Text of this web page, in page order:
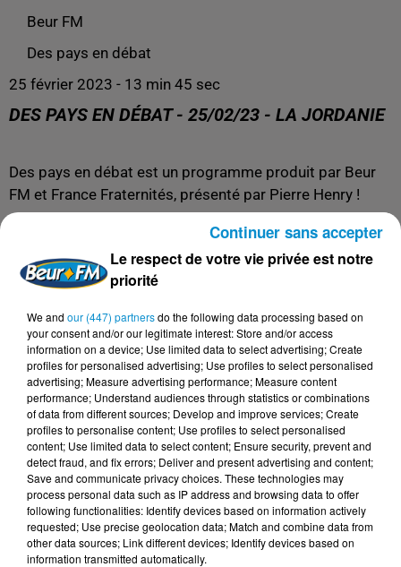
Beur FM
Des pays en débat
25 février 2023 - 13 min 45 sec
DES PAYS EN DÉBAT - 25/02/23 - LA JORDANIE
Des pays en débat est un programme produit par Beur
FM et France Fraternités, présenté par Pierre Henry !
France Fraternités:
Mail :secretariat@france-fraternites.org
DERNIERS PODCASTS
Le respect de votre vie privée est notre
priorité
We and our (447) partnersdo the following data processing based on
your consent and/or our legitimate interest: Store and/or access
information on a device; Use limited data to select advertising; Create
profiles for personalised advertising; Use profiles to select personalised
advertising; Measure advertising performance; Measure content
performance; Understand audiences through statistics or combinations
of data from different sources; Develop and improve services; Create
profiles to personalise content; Use profiles to select personalised
content; Use limited data to select content; Ensure security, prevent and
detect fraud, and fix errors; Deliver and present advertising and content;
Save and communicate privacy choices. These technologies may
process personal data such as IP address and browsing data to offer
following functionalities: Identify devices based on information actively
requested; Use precise geolocation data; Match and combine data from
other data sources; Link different devices; Identify devices based on
information transmitted automatically.
Continuer sans accepter